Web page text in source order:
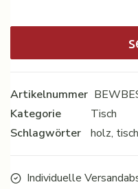
Artikelnummer
Kategorie
Tisch
Schlagwörter
holz, tisch
Individuelle